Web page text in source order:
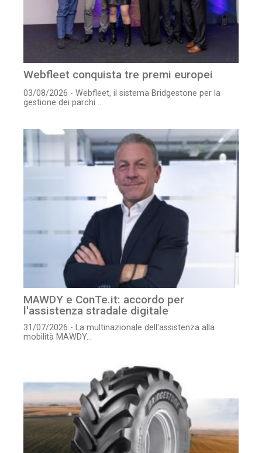
Webfleet conquista tre premi europei
03/08/2026 - Webfleet, il sistema Bridgestone per la
gestione dei parchi ...
MAWDY e ConTe.it: accordo per
l'assistenza stradale digitale
31/07/2026 - La multinazionale dell'assistenza alla
mobilità MAWDY...